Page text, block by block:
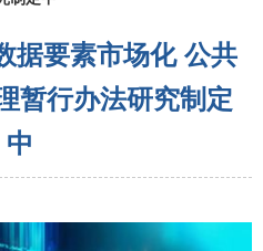
据要素市场化 公共
暂行办法研究制定
中